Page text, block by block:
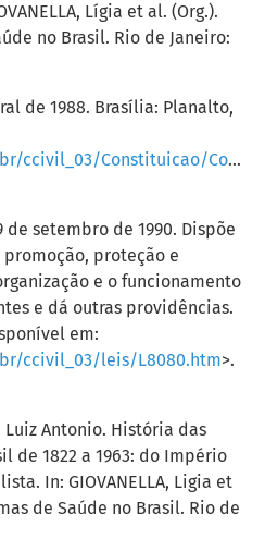
Lígia et al. (Org.).
no Brasil. Rio de Janeiro:
de 1988. Brasília: Planalto,
Constituicao/Constituicao.htm
de setembro de 1990. Dispõe
proteção e
e o funcionamento
e dá outras providências.
em:
ccivil_03/leis/L8080.htm>.
Luiz Antonio. História das
de 1822 a 1963: do Império
In: GIOVANELLA, Ligia et
de Saúde no Brasil. Rio de